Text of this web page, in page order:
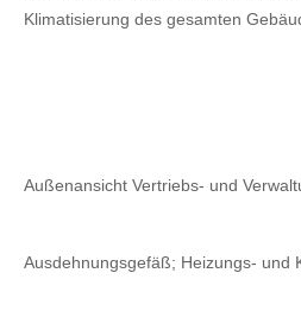
Klimatisierung des gesamten
Außenansicht Vertriebs- und
Ausdehnungsgefäß; Heizungs- und